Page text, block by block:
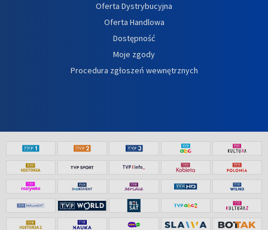
Oferta Dystrybucyjna
Oferta Handlowa
Dostępność
Moje zgody
Procedura zgłoszeń wewnętrznych